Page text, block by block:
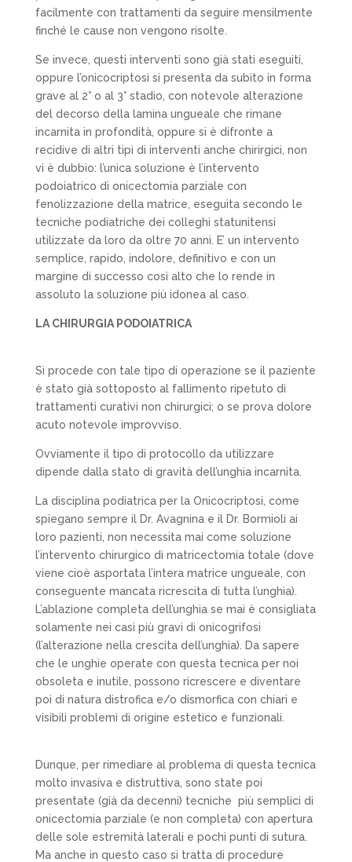
facilmente con trattamenti da seguire mensilmente
finché le cause non vengono risolte.
Se invece, questi interventi sono già stati eseguiti,
oppure l’onicocriptosi si presenta da subito in forma
grave al 2° o al 3° stadio, con notevole alterazione
del decorso della lamina ungueale che rimane
incarnita in profondità, oppure si è difronte a
recidive di altri tipi di interventi anche chirirgici, non
vi è dubbio: l’unica soluzione è l’intervento
podoiatrico di onicectomia parziale con
fenolizzazione della matrice, eseguita secondo le
tecniche podiatriche dei colleghi statunitensi
utilizzate da loro da oltre 70 anni. E’ un intervento
semplice, rapido, indolore, definitivo e con un
margine di successo così alto che lo rende in
assoluto la soluzione più idonea al caso.
LA CHIRURGIA PODOIATRICA
Si procede con tale tipo di operazione se il paziente
è stato già sottoposto al fallimento ripetuto di
trattamenti curativi non chirurgici; o se prova dolore
acuto notevole improvviso.
Ovviamente il tipo di protocollo da utilizzare
dipende dalla stato di gravità dell’unghia incarnita.
La disciplina podiatrica per la Onicocriptosi, come
spiegano sempre il Dr. Avagnina e il Dr. Bormioli ai
loro pazienti, non necessita mai come soluzione
l’intervento chirurgico di matricectomia totale (dove
viene cioè asportata l’intera matrice ungueale, con
conseguente mancata ricrescita di tutta l’unghia).
L’ablazione completa dell’unghia se mai è consigliata
solamente nei casi più gravi di onicogrifosi
(l’alterazione nella crescita dell’unghia). Da sapere
che le unghie operate con questa tecnica per noi
obsoleta e inutile, possono ricrescere e diventare
poi di natura distrofica e/o dismorfica con chiari e
visibili problemi di origine estetico e funzionali.
Dunque, per rimediare al problema di questa tecnica
molto invasiva e distruttiva, sono state poi
presentate (già da decenni) tecniche più semplici di
onicectomia parziale (e non completa) con apertura
delle sole estremità laterali e pochi punti di sutura.
Ma anche in questo caso si tratta di procedure